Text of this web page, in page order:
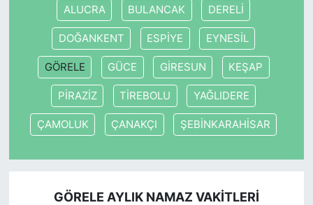
ALUCRA BULANCAK DERELİ
DOĞANKENT ESPİYE EYNESİL
GÖRELE GÜCE GİRESUN KEŞAP
PİRAZİZ TİREBOLU YAĞLIDERE
ÇAMOLUK ÇANAKÇI ŞEBİNKARAHİSAR
GÖRELE AYLIK NAMAZ VAKITLERI